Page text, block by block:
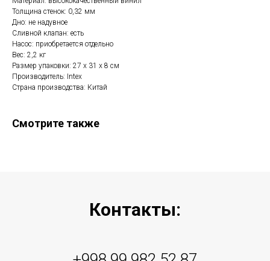
Толщина стенок: 0,32 мм
Дно: не надувное
Сливной клапан: есть
Насос: приобретается отдельно
Вес: 2,2 кг
Размер упаковки: 27 х 31 х 8 см
Производитель: Intex
Страна производства: Китай
Смотрите также
Контакты: